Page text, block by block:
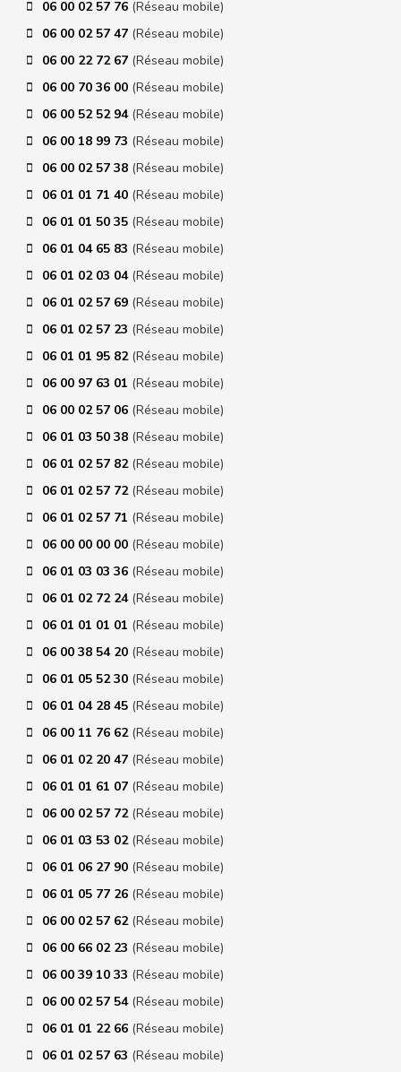
06 00 02 57 76 (Réseau mobile)
06 00 02 57 47 (Réseau mobile)
06 00 22 72 67 (Réseau mobile)
06 00 70 36 00 (Réseau mobile)
06 00 52 52 94 (Réseau mobile)
06 00 18 99 73 (Réseau mobile)
06 00 02 57 38 (Réseau mobile)
06 01 01 71 40 (Réseau mobile)
06 01 01 50 35 (Réseau mobile)
06 01 04 65 83 (Réseau mobile)
06 01 02 03 04 (Réseau mobile)
06 01 02 57 69 (Réseau mobile)
06 01 02 57 23 (Réseau mobile)
06 01 01 95 82 (Réseau mobile)
06 00 97 63 01 (Réseau mobile)
06 00 02 57 06 (Réseau mobile)
06 01 03 50 38 (Réseau mobile)
06 01 02 57 82 (Réseau mobile)
06 01 02 57 72 (Réseau mobile)
06 01 02 57 71 (Réseau mobile)
06 00 00 00 00 (Réseau mobile)
06 01 03 03 36 (Réseau mobile)
06 01 02 72 24 (Réseau mobile)
06 01 01 01 01 (Réseau mobile)
06 00 38 54 20 (Réseau mobile)
06 01 05 52 30 (Réseau mobile)
06 01 04 28 45 (Réseau mobile)
06 00 11 76 62 (Réseau mobile)
06 01 02 20 47 (Réseau mobile)
06 01 01 61 07 (Réseau mobile)
06 00 02 57 72 (Réseau mobile)
06 01 03 53 02 (Réseau mobile)
06 01 06 27 90 (Réseau mobile)
06 01 05 77 26 (Réseau mobile)
06 00 02 57 62 (Réseau mobile)
06 00 66 02 23 (Réseau mobile)
06 00 39 10 33 (Réseau mobile)
06 00 02 57 54 (Réseau mobile)
06 01 01 22 66 (Réseau mobile)
06 01 02 57 63 (Réseau mobile)